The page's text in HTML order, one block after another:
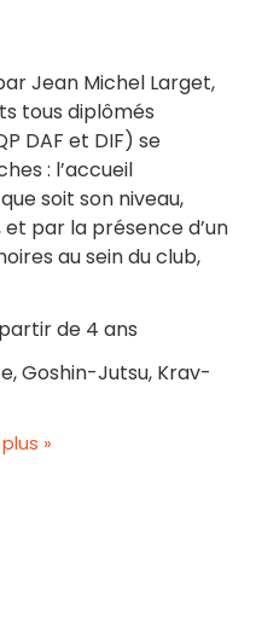
Jean Michel Larget,
tous diplômés
DAF et DIF) se
: l’accueil
soit son niveau,
par la présence d’un
au sein du club,
de 4 ans
Goshin-Jutsu, Krav-
»